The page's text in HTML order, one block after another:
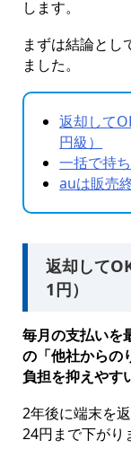
します。
まずは結論とし
ました。
返却して
円級）
一括で持
auは販売
返却して
1円）
毎月の支払いを
の「他社からの
負担を抑えやす
2年後に端末を
24円まで下がり